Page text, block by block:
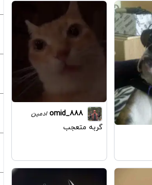
omid_888 ادمین
گربه متعجب